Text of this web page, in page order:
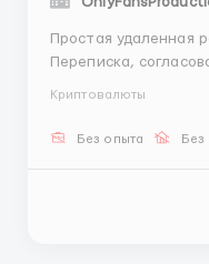
Простая удаленная
Переписка,
аккаунты
ноутбук. График
Криптовалюты
Без опыта Без